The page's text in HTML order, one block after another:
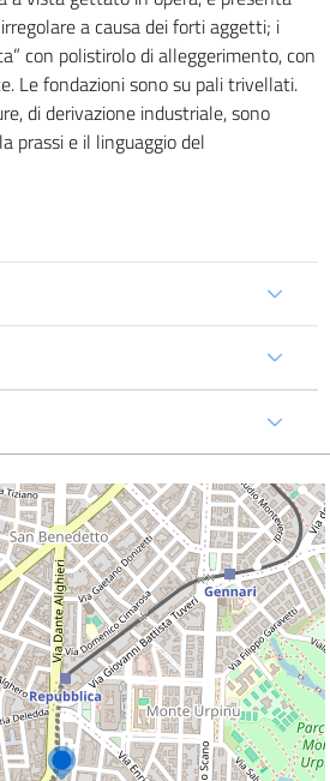
a causa dei forti aggetti; i
con polistirolo di alleggerimento, con
Le fondazioni sono su pali trivellati.
di derivazione industriale, sono
prassi e il linguaggio del